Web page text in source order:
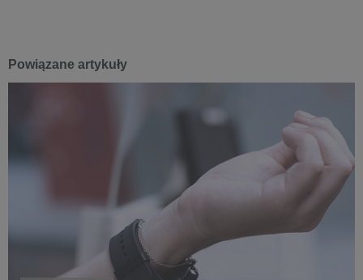
Powiązane artykuły